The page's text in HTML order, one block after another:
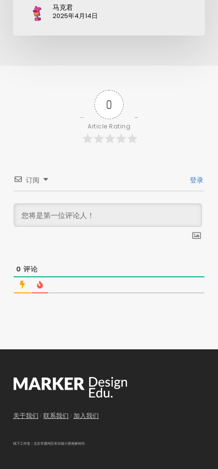
马克君
2025年4月14日
0
Article Rating
订阅 登录
0 评论
关于我们 / 联系我们 / 加入我们
线下工作室：北京市通州区宋庄镇小堡画家村内